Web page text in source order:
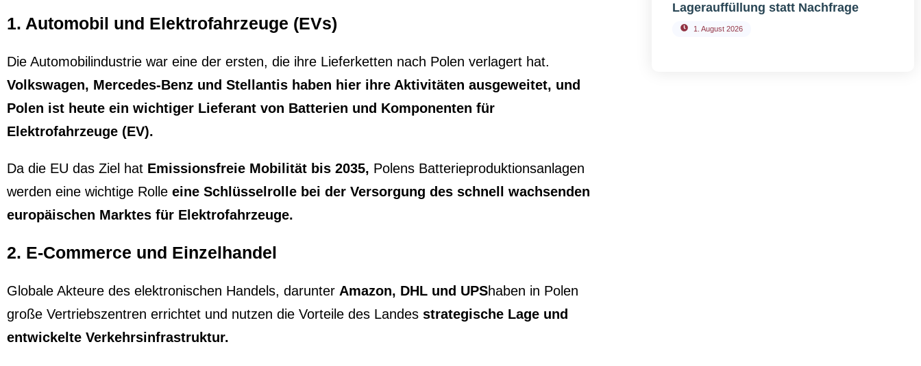
1. Automobil und Elektrofahrzeuge (EVs)
Die Automobilindustrie war eine der ersten, die ihre Lieferketten nach Polen verlagert hat.
Volkswagen, Mercedes-Benz und Stellantis haben hier ihre Aktivitäten ausgeweitet, und
Polen ist heute ein wichtiger Lieferant von Batterien und Komponenten für
Elektrofahrzeuge (EV).
Da die EU das Ziel hat Emissionsfreie Mobilität bis 2035, Polens Batterieproduktionsanlagen
werden eine wichtige Rolle eine Schlüsselrolle bei der Versorgung des schnell wachsenden
europäischen Marktes für Elektrofahrzeuge.
2. E-Commerce und Einzelhandel
Globale Akteure des elektronischen Handels, darunter Amazon, DHL und UPShaben in Polen
große Vertriebszentren errichtet und nutzen die Vorteile des Landes strategische Lage und
entwickelte Verkehrsinfrastruktur.
Lagerauffüllung statt Nachfrage
1. August 2026